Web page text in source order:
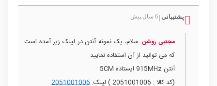
پشتیبانی 6 سال پیش
مجتبی روشن سلام، یک نمونه آنتن در لینک زیر آمده است
که می توانید از آن استفاده نمایید.
آنتن 915MHz ایستاده 5CM
(کد کالا : 2051001006 ) لینک:
2051001006